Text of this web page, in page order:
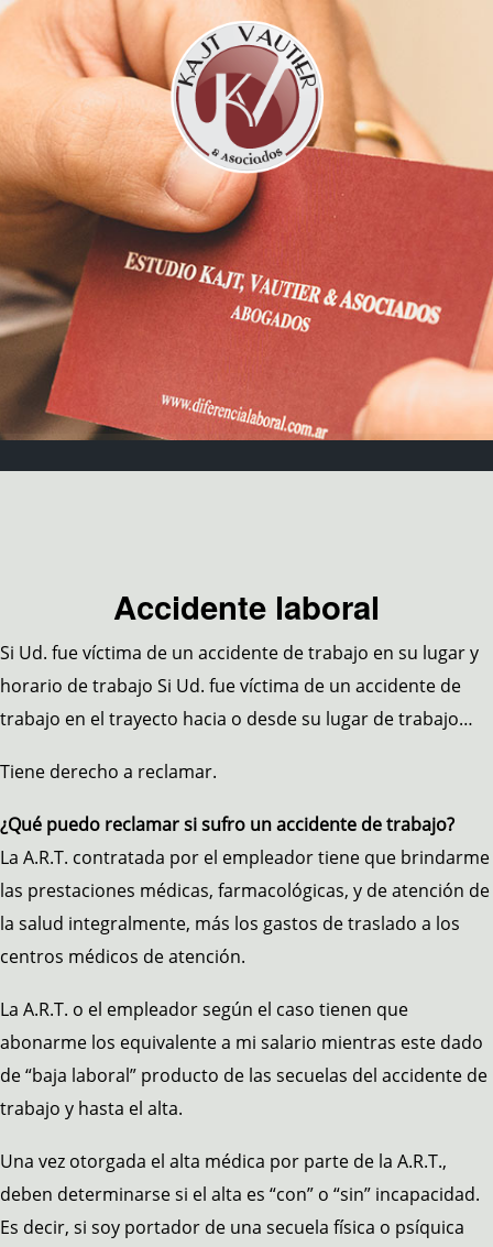
Accidente laboral
Si Ud. fue víctima de un accidente de trabajo en su lugar y
horario de trabajo Si Ud. fue víctima de un accidente de
trabajo en el trayecto hacia o desde su lugar de trabajo…
Tiene derecho a reclamar.
¿Qué puedo reclamar si sufro un accidente de trabajo?
La A.R.T. contratada por el empleador tiene que brindarme
las prestaciones médicas, farmacológicas, y de atención de
la salud integralmente, más los gastos de traslado a los
centros médicos de atención.
La A.R.T. o el empleador según el caso tienen que
abonarme los equivalente a mi salario mientras este dado
de “baja laboral” producto de las secuelas del accidente de
trabajo y hasta el alta.
Una vez otorgada el alta médica por parte de la A.R.T.,
deben determinarse si el alta es “con” o “sin” incapacidad.
Es decir, si soy portador de una secuela física o psíquica